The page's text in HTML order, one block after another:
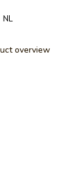
NL
overview